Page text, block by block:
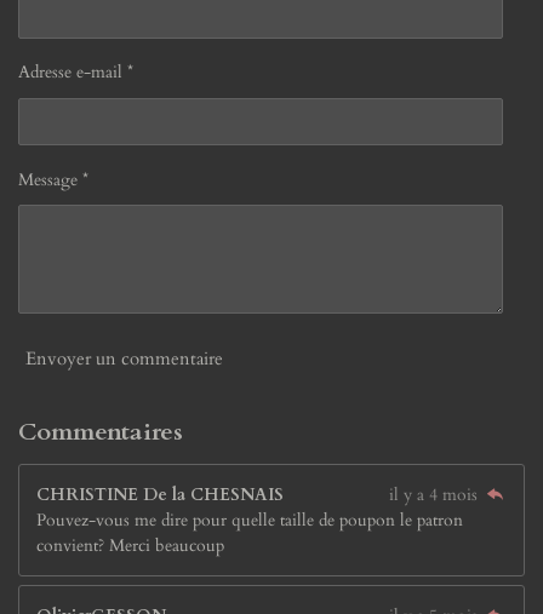
Adresse e-mail *
Message *
Envoyer un commentaire
Commentaires
CHRISTINE De la CHESNAIS
il y a 4 mois
Pouvez-vous me dire pour quelle taille de poupon le patron
convient? Merci beaucoup